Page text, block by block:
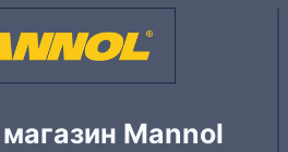
Mannol